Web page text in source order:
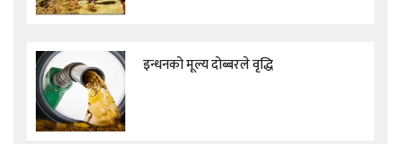
इन्धनको मूल्य दोब्बरले वृद्धि